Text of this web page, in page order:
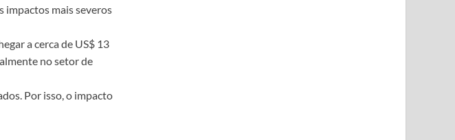
impactos mais severos
a cerca de US$ 13
no setor de
Por isso, o impacto